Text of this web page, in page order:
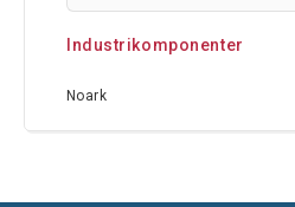
Industrikomponenter
Noark